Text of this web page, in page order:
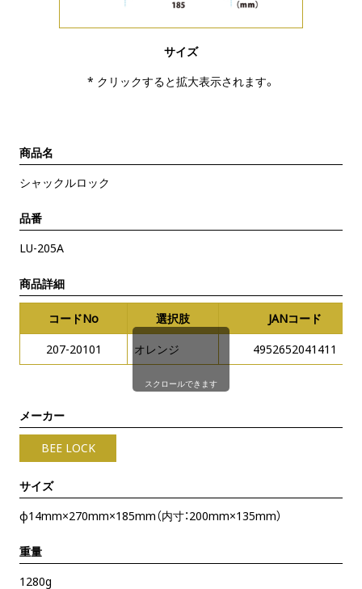
サイズ
* クリックすると拡大表示されます。
商品名
シャックルロック
品番
LU-205A
商品詳細
コードNo 選択肢
JANコード
207-20101
オレンジ 4952652041411
スクロールできます
メーカー
BEE LOCK
サイズ
φ14mm×270mm×185mm（内寸：200mm×135mm）
重量
1280g